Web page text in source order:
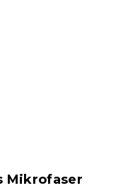
Mikrofaser